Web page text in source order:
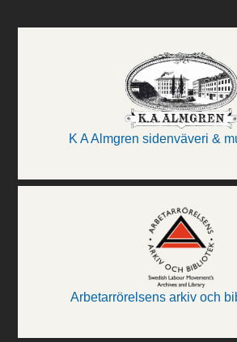
K A Almgren sidenväveri &
Arbetarrörelsens arkiv och